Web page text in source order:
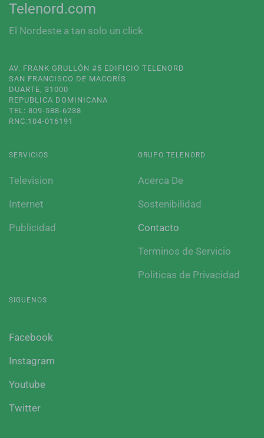
Telenord.com
El Nordeste a tan solo un click
AV. FRANK GRULLÓN #5 EDIFICIO TELENORD
SAN FRANCISCO DE MACORÍS
DUARTE, 31000
REPUBLICA DOMINICANA
TEL: 809-588-6238
RNC:104-016191
SERVICIOS
Television
Internet
Publicidad
GRUPO TELENORD
Acerca De
Sostenibilidad
Contacto
Terminos de Servicio
Politicas de Privacidad
SIGUENOS
Facebook
Instagram
Youtube
Twitter